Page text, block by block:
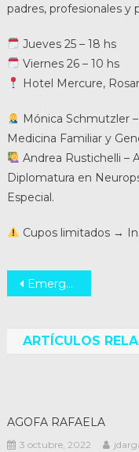
padres, profesionales y
Jueves 25 – 18 hs
Viernes 26 – 10 hs
Hotel Mercure,
Mónica Schmutzler
Medicina Familiar y
Andrea Rustichelli –
Diplomatura en
Especial.
Cupos limitados →
Navegación
entradas
Emergencia en el sur de Santa Fe
ARTÍCULOS
AGOFA RAFAELA
3 octubre, 2022